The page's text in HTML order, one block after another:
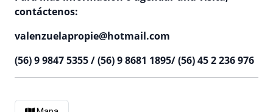
contáctenos:
valenzuelapropie@hotmail.com
(56) 9 9847 5355 / (56) 9 8681 1895/ (56) 45 2 236 976